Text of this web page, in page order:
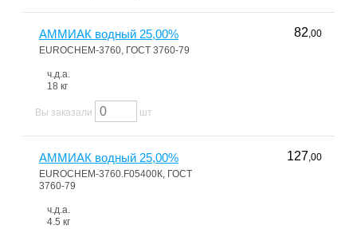
АММИАК водный 25,00%
EUROCHEM-3760, ГОСТ 3760-79
ч.д.а.
18 кг
82,00
Вы заказали шт
АММИАК водный 25,00%
EUROCHEM-3760.F05400К, ГОСТ
3760-79
ч.д.а.
4.5 кг
127,00